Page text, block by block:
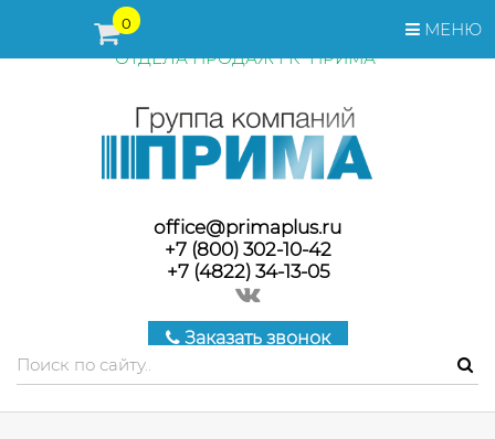
МЕНЮ
0
ПЕРЕД ОФОРМЛЕНИЕМ ЗАКАЗА, СТОИМОСТЬ И СРОКИ
ПОСТАВКИ ТОВАРА УТОЧНЯЙТЕ У МЕНЕДЖЕРОВ
ОТДЕЛА ПРОДАЖ ГК "ПРИМА"
office@primaplus.ru
+7 (800) 302-10-42
+7 (4822) 34-13-05
Заказать звонок